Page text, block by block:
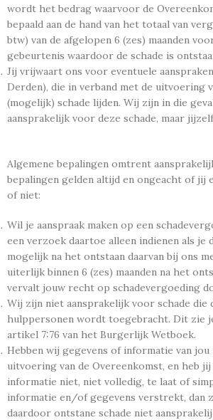
wordt het bedrag waarvoor de
bepaald aan de hand van het totaal van
btw) van de afgelopen 6 (zes) maanden
gebeurtenis waardoor de schade is
Jij vrijwaart ons voor eventuele
Derden), die in verband met de uitvoering
(mogelijk) schade lijden. Wij zijn in die
aansprakelijk voor deze schade, maar
Algemene bepalingen omtrent
bepalingen gelden altijd en ongeacht of jij
of niet:
Wil je aanspraak maken op een
een verzoek daartoe alleen indienen als je
mogelijk na het ontstaan daarvan bij ons
uiterlijk binnen 6 (zes) maanden na het
vervalt jouw recht op schadevergoeding
Wij zijn niet aansprakelijk voor schade die
hulppersonen wordt toegebracht. Dit zie
artikel 7:76 van het Burgerlijk Wetboek.
Hebben wij gegevens of informatie van
uitvoering van de Overeenkomst, en heb
informatie niet, niet volledig, te laat of
informatie en/of gegevens verstrekt, dan
daardoor ontstane schade niet